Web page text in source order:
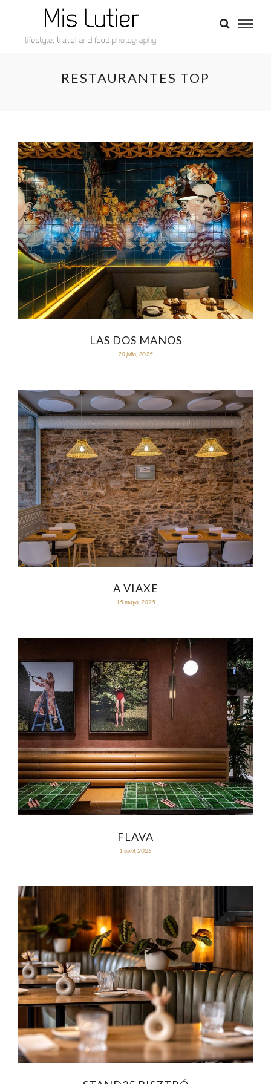
RESTAURANTES TOP
LAS DOS MANOS
20 julio, 2025
A VIAXE
15 mayo, 2025
FLAVA
1 abril, 2025